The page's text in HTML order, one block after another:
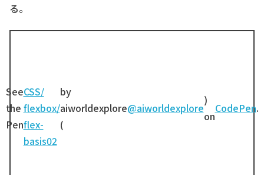
る。
See
the
Pen
CSS/
flexbox/
flex-
basis02
by
aiworldexplore
(
@aiworldexplore
)
on
CodePen.